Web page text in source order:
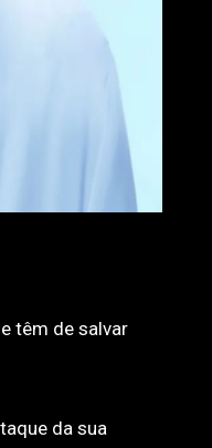
têm de salvar
da sua